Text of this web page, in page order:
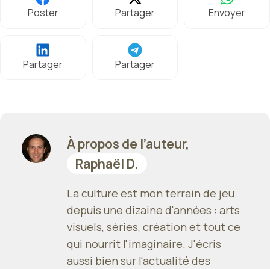
Poster Partager Envoyer
Partager Partager
À propos de l’auteur,
Raphaël D.
La culture est mon terrain de jeu
depuis une dizaine d'années : arts
visuels, séries, création et tout ce
qui nourrit l'imaginaire. J'écris
aussi bien sur l'actualité des